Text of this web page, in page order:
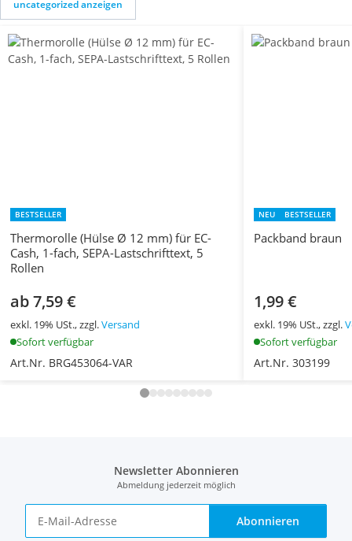
uncategorized anzeigen
BESTSELLER
Thermorolle (Hülse Ø 12 mm) für EC-
Cash, 1-fach, SEPA-Lastschrifttext, 5
Rollen
ab 7,59 €
exkl. 19% USt., zzgl.Versand
Sofort verfügbar
Art.Nr. BRG453064-VAR
NEU BESTSELLER
Packband braun
1,99 €
exkl. 19% USt., zzgl.
Sofort verfügbar
Art.Nr. 303199
Newsletter Abonnieren
Abmeldung jederzeit möglich
Abonnieren